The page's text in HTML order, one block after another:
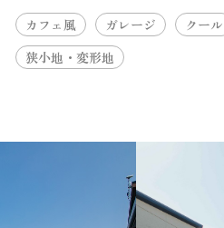
プライバシ
カフェ風 ガレージ クール
狭小地・変形地